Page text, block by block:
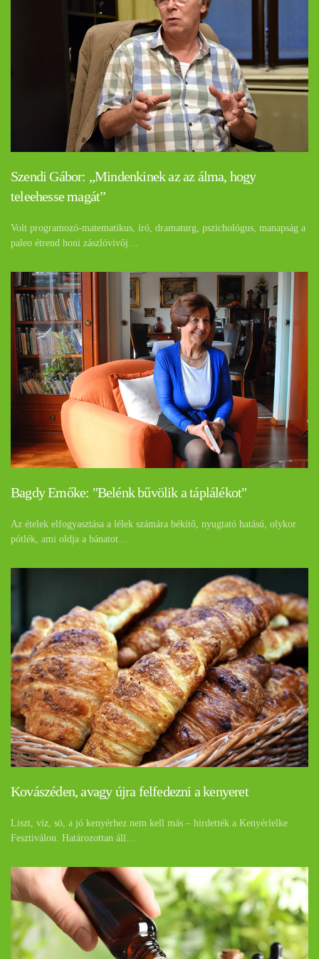
Szendi Gábor: „Mindenkinek az az álma, hogy
teleehesse magát”
Volt programozó-matematikus, író, dramaturg, pszichológus, manapság a
paleo étrend honi zászlóvivőj…
Bagdy Emőke: "Belénk bűvölik a táplálékot"
Az ételek elfogyasztása a lélek számára békítő, nyugtató hatású, olykor
pótlék, ami oldja a bánatot…
Kovászéden, avagy újra felfedezni a kenyeret
Liszt, víz, só, a jó kenyérhez nem kell más – hirdették a Kenyérlelke
Fesztiválon. Határozottan áll…